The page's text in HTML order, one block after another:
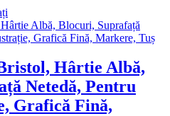
Hârtie Albă,
Netedă, Pentru
Grafică Fină,